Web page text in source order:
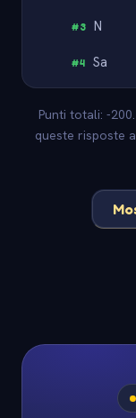
#3 N
#4 Sa
Punti totali: -
queste risposte